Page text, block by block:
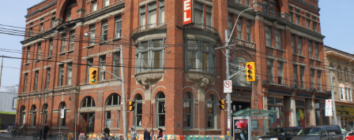
Contact
Dima Cook
647 723-2030 / 604
Équipe
Dima Cook
Reece Milton
Jennifer Ho